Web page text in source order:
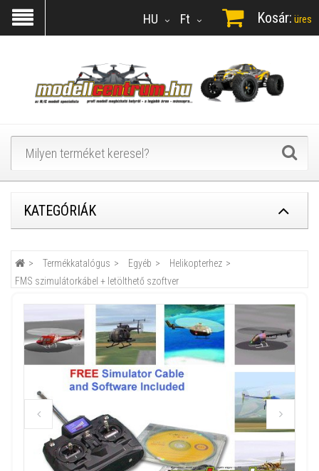
Ft
HU Kosár: üres
KATEGÓRIÁK
Termékkatalógus Egyéb
Helikopterhez
FMS szimulátorkábel + letölthető szoftver